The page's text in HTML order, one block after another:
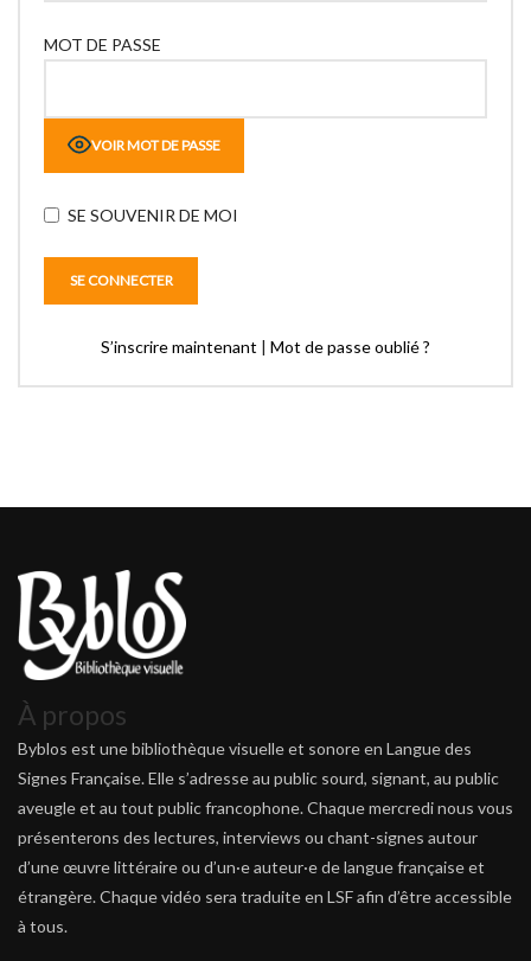
MOT DE PASSE
VOIR MOT DE PASSE
SE SOUVENIR DE MOI
S’inscrire maintenant | Mot de passe oublié ?
À propos
Byblos est une bibliothèque visuelle et sonore en Langue des
Signes Française. Elle s’adresse au public sourd, signant, au public
aveugle et au tout public francophone. Chaque mercredi nous vous
présenterons des lectures, interviews ou chant-signes autour
d’une œuvre littéraire ou d’un·e auteur·e de langue française et
étrangère. Chaque vidéo sera traduite en LSF afin d’être accessible
à tous.